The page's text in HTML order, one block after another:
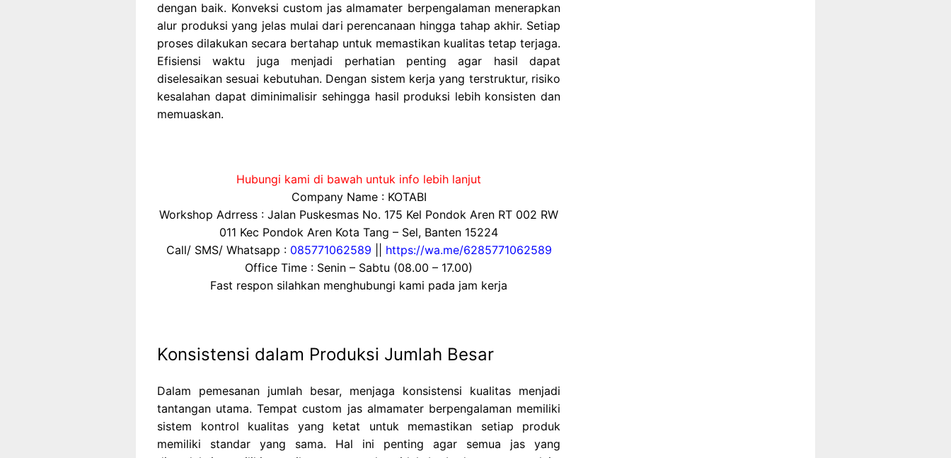
dengan baik. Konveksi custom jas almamater berpengalaman menerapkan
alur produksi yang jelas mulai dari perencanaan hingga tahap akhir. Setiap
proses dilakukan secara bertahap untuk memastikan kualitas tetap terjaga.
Efisiensi waktu juga menjadi perhatian penting agar hasil dapat
diselesaikan sesuai kebutuhan. Dengan sistem kerja yang terstruktur, risiko
kesalahan dapat diminimalisir sehingga hasil produksi lebih konsisten dan
memuaskan.
Hubungi kami di bawah untuk info lebih lanjut
Company Name : KOTABI
Workshop Adrress : Jalan Puskesmas No. 175 Kel Pondok Aren RT 002 RW
011 Kec Pondok Aren Kota Tang – Sel, Banten 15224
Call/ SMS/ Whatsapp : 085771062589
https://wa.me/6285771062589
Office Time : Senin – Sabtu (08.00 – 17.00)
Fast respon silahkan menghubungi kami pada jam kerja
Konsistensi dalam Produksi Jumlah Besar
Dalam pemesanan jumlah besar, menjaga konsistensi kualitas menjadi
tantangan utama. Tempat custom jas almamater berpengalaman memiliki
sistem kontrol kualitas yang ketat untuk memastikan setiap produk
memiliki standar yang sama. Hal ini penting agar semua jas yang